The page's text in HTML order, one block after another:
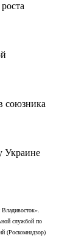
союзника
Украине
службой по
(Роскомнадзор)